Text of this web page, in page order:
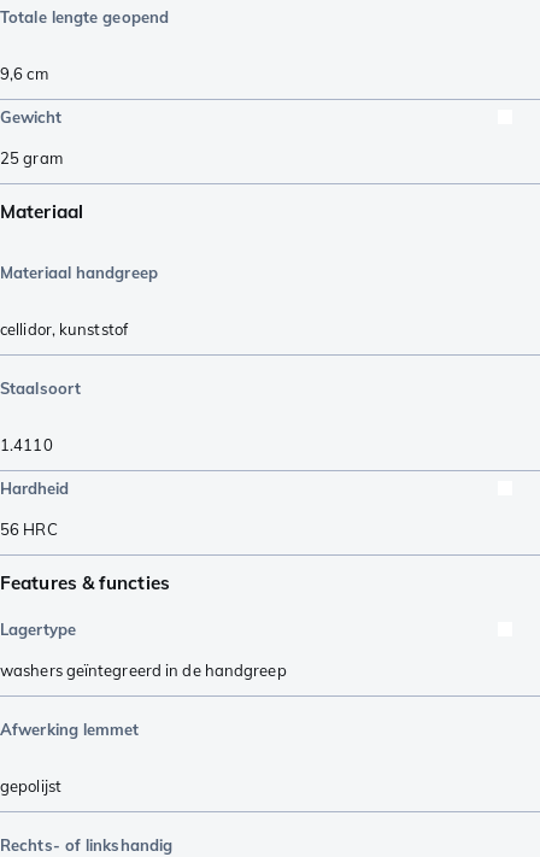
Totale lengte geopend
9,6cm
Gewicht
25gram
Materiaal
Materiaal handgreep
cellidor, kunststof
Staalsoort
1.4110
Hardheid
56 HRC
Features & functies
Lagertype
washers geïntegreerd in de handgreep
Afwerking lemmet
gepolijst
Rechts- of linkshandig